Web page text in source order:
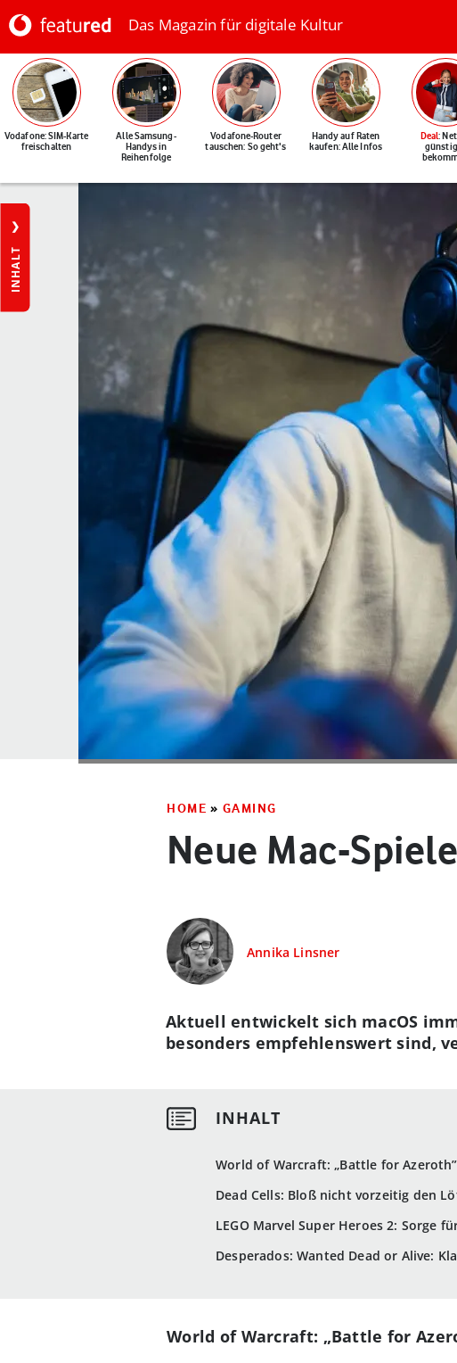
Das Magazin für digitale Kultur
Vodafone: SIM-Karte
freischalten
Alle Samsung-
Handys in
Reihenfolge
Vodafone-Router
tauschen: So geht's
Handy auf Raten
kaufen: Alle Infos
Deal:
INHALT
HOME » GAMING
Neue Mac-
Annika Linsner
World of Warcraft: „Battle for
Dead Cells: Bloß nicht vorzeitig den
LEGO Marvel Super Heroes 2: Sorge
Desperados: Wanted Dead or Alive:
Aktuell entwickelt sich macOS
besonders empfehlenswert sind,
World of Warcraft: „Battle for